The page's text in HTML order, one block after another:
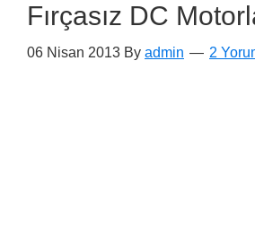
Fırçasız DC
06 Nisan 2013 By admin 2